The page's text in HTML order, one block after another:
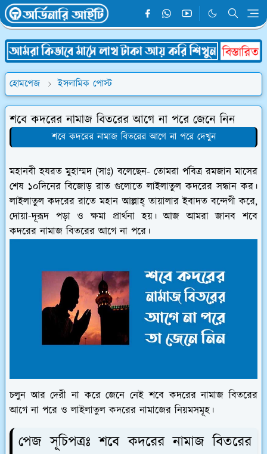
হোমপেজ ইসলামিক পোস্ট
শবে কদরের নামাজ বিতরের আগে না পরে জেনে নিন
শবে কদরের নামাজ বিতরের আগে না পরে দেখুন
মহানবী হযরত মুহাম্মদ (সাঃ) বলেছেন- তোমরা পবিত্র রমজান মাসের
শেষ ১০দিনের বিজোড় রাত গুলোতে লাইলাতুল কদরের সন্ধান কর।
লাইলাতুল কদরের রাতে মহান আল্লাহ্‌ তায়ালার ইবাদত বন্দেগী করে,
দোয়া-দূরূদ পড়া ও ক্ষমা প্রার্থনা হয়। আজ আমরা জানব শবে
কদরের নামাজ বিতরের আগে না পরে।
চলুন আর দেরী না করে জেনে নেই শবে কদরের নামাজ বিতরের
আগে না পরে ও লাইলাতুল কদরের নামাজের নিয়মসমূহ।
পেজ সূচিপত্রঃ শবে কদরের নামাজ বিতরের